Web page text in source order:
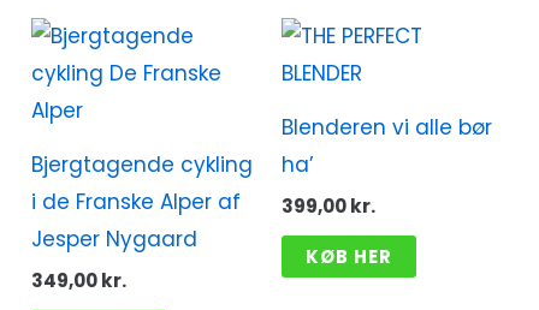
Bjergtagende cykling
i de Franske Alper af
Jesper Nygaard
349,00kr.
Blenderen vi alle bør
ha’
399,00kr.
KØB HER